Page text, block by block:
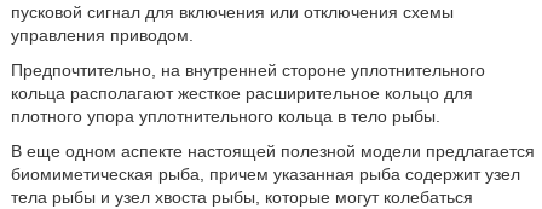
пусковой сигнал для включения или отключения схемы
управления приводом.
Предпочтительно, на внутренней стороне уплотнительного
кольца располагают жесткое расширительное кольцо для
плотного упора уплотнительного кольца в тело рыбы.
В еще одном аспекте настоящей полезной модели предлагается
биомиметическая рыба, причем указанная рыба содержит узел
тела рыбы и узел хвоста рыбы, которые могут колебаться